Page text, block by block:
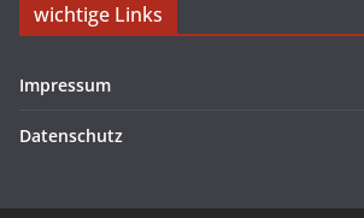
wichtige Links
Impressum
Datenschutz